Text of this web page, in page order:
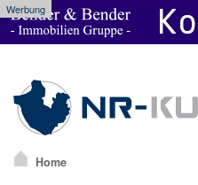
Werbung
Home